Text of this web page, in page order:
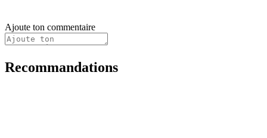
Ajoute ton commentaire
Recommandations